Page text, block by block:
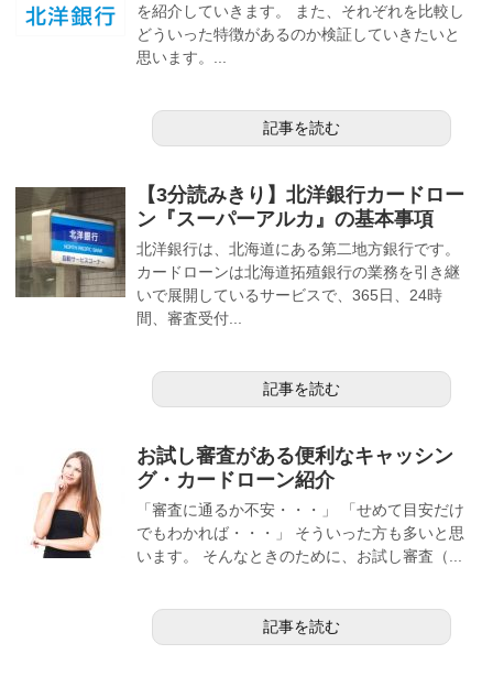
を紹介していきます。 また、それぞれを比較し
どういった特徴があるのか検証していきたいと
思います。...
記事を読む
【3分読みきり】北洋銀行カードロー
ン『スーパーアルカ』の基本事項
北洋銀行は、北海道にある第二地方銀行です。
カードローンは北海道拓殖銀行の業務を引き継
いで展開しているサービスで、365日、24時
間、審査受付...
記事を読む
お試し審査がある便利なキャッシン
グ・カードローン紹介
「審査に通るか不安・・・」 「せめて目安だけ
でもわかれば・・・」 そういった方も多いと思
います。 そんなときのために、お試し審査（...
記事を読む